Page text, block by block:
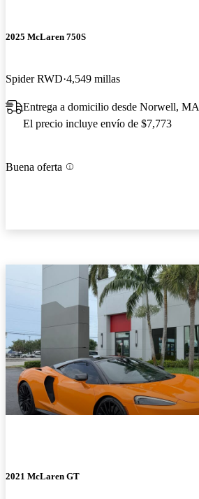
2025 McLaren 750S
Spider RWD 4,549 millas
Entrega a domicilio desde Norwell, MA
El precio incluye envío de $7,773
Buena oferta
2021 McLaren GT